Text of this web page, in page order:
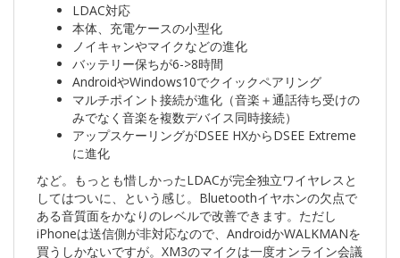
LDAC対応
本体、充電ケースの小型化
ノイキャンやマイクなどの進化
バッテリー保ちが6->8時間
AndroidやWindows10でクイックペアリング
マルチポイント接続が進化（音楽＋通話待ち受けの
みでなく音楽を複数デバイス同時接続）
アップスケーリングがDSEE HXからDSEE Extreme
に進化
など。もっとも惜しかったLDACが完全独立ワイヤレスと
してはついに、という感じ。Bluetoothイヤホンの欠点で
ある音質面をかなりのレベルで改善できます。ただし
iPhoneは送信側が非対応なので、AndroidかWALKMANを
買うしかないですが。XM3のマイクは一度オンライン会議